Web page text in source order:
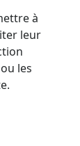
à
leur
les